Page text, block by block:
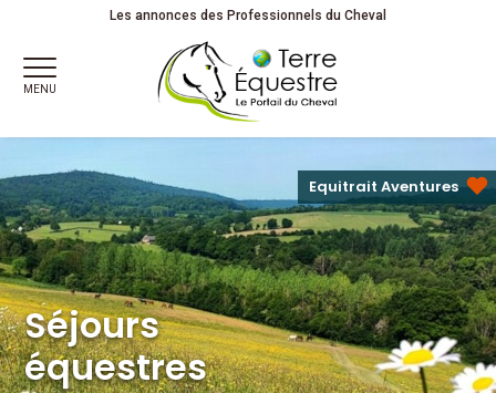
équestresLes annonces des Professionnels du Cheval
MENU
Séjours
équestres
Equitrait Aventures